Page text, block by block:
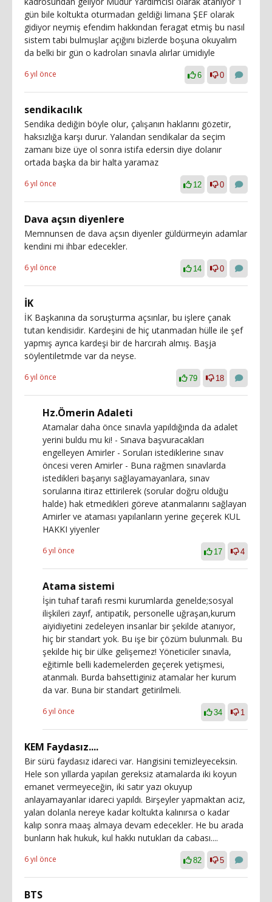
gün bile koltukta oturmadan geldiği limana ŞEF olarak
gidiyor neymiş efendim hakkından feragat etmiş bu nasıl
sistem tabi bulmuşlar açığını bizlerde boşuna okuyalım
da belki bir gün o kadroları sınavla alırlar ümidiyle
6 yıl önce 6 0
sendikacılık
Sendika dediğin böyle olur, çalışanın haklarını gözetir,
haksızlığa karşı durur. Yalandan sendikalar da seçim
zamanı bize üye ol sonra istifa edersin diye dolanır
ortada başka da bir halta yaramaz
6 yıl önce 12 0
Dava açsın diyenlere
Memnunsen de dava açsın diyenler güldürmeyin adamlar
kendini mi ihbar edecekler.
6 yıl önce 14 0
İK
İK Başkanına da soruşturma açsınlar, bu işlere çanak
tutan kendisidir. Kardeşini de hiç utanmadan hülle ile şef
yapmış ayrıca kardeşi bir de harcırah almış. Başja
söylentiletmde var da neyse.
6 yıl önce 79 18
Hz.Ömerin Adaleti
Atamalar daha önce sınavla yapıldığında da adalet
yerini buldu mu ki! - Sınava başvuracakları
engelleyen Amirler - Soruları istediklerine sınav
öncesi veren Amirler - Buna rağmen sınavlarda
istedikleri başarıyı sağlayamayanlara, sınav
sorularına itiraz ettirilerek (sorular doğru olduğu
halde) hak etmedikleri göreve atanmalarını sağlayan
Amirler ve ataması yapılanların yerine geçerek KUL
HAKKI yiyenler
6 yıl önce 17 4
Atama sistemi
İşin tuhaf tarafı resmi kurumlarda genelde;sosyal
ilişkileri zayıf, antipatik, personelle uğraşan,kurum
aiyidiyetini zedeleyen insanlar bir şekilde atanıyor,
hiç bir standart yok. Bu işe bir çözüm bulunmalı. Bu
şekilde hiç bir ülke gelişemez! Yöneticiler sınavla,
eğitimle belli kademelerden geçerek yetişmesi,
atanmalı. Burda bahsettiginiz atamalar her kurum
da var. Buna bir standart getirilmeli.
6 yıl önce 34 1
KEM Faydasız....
Bir sürü faydasız idareci var. Hangisini temizleyeceksin.
Hele son yıllarda yapılan gereksiz atamalarda iki koyun
emanet vermeyeceğin, iki satır yazı okuyup
anlayamayanlar idareci yapıldı. Birşeyler yapmaktan aciz,
yalan dolanla nereye kadar koltukta kalınırsa o kadar
kalıp sonra maaş almaya devam edecekler. He bu arada
bunların hak hukuk, kul hakkı nutukları da cabası....
6 yıl önce 82 5
BTS